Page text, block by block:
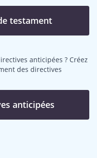
testament
anticipées ? Créez
des directives
anticipées